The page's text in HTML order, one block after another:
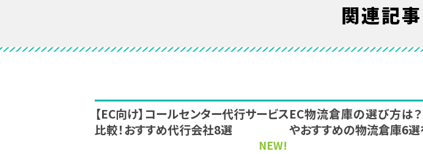
関連記
【EC向け】コールセンター代行サービス
比較！おすすめ代行会社8選
NEW!
EC物流倉庫の選び方は
やおすすめの物流倉庫6